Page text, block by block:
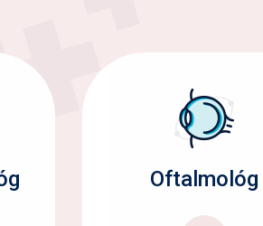
Oftalmológ